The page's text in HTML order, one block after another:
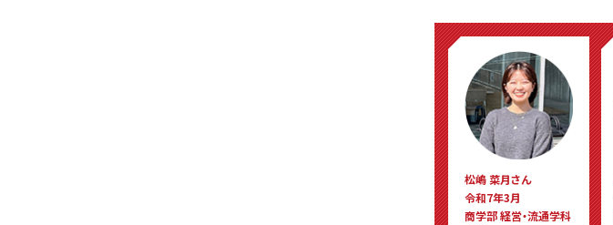
松嶋 菜月さん
令和7年3月
商学部 経営・流通学科